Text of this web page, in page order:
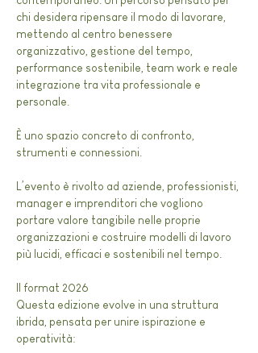
chi desidera ripensare il modo di lavorare,
mettendo al centro benessere
organizzativo, gestione del tempo,
performance sostenibile, team work e reale
integrazione tra vita professionale e
personale.
È uno spazio concreto di confronto,
strumenti e connessioni.
L’evento è rivolto ad aziende, professionisti,
manager e imprenditori che vogliono
portare valore tangibile nelle proprie
organizzazioni e costruire modelli di lavoro
più lucidi, efficaci e sostenibili nel tempo.
Il format 2026
Questa edizione evolve in una struttura
ibrida, pensata per unire ispirazione e
operatività: